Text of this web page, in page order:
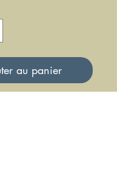
au panier